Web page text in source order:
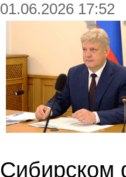
01.06.2026 17:52
Сибирском